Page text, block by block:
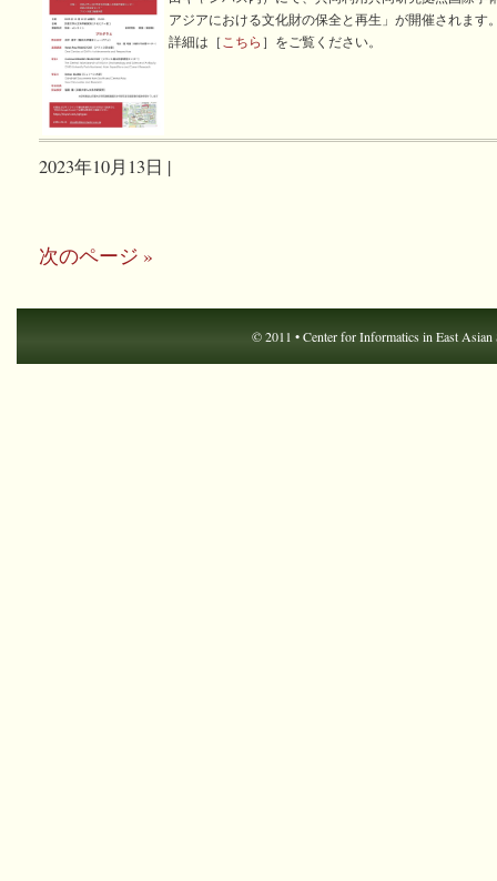
アジアにおける文化財の保全と再生」が開催されます
詳細は［ こちら ］をご覧ください。
2023年10月13日 |
次のページ »
© 2011 •Center for Informatics in East Asian